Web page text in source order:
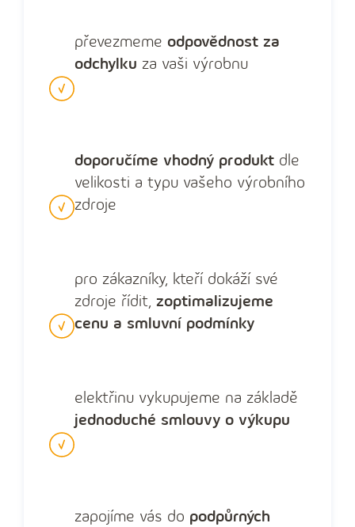
převezmeme odpovědnost za
odchylku za vaši výrobnu
doporučíme vhodný produktdle
velikosti a typu vašeho výrobního
zdroje
pro zákazníky, kteří dokáží své
zdroje řídit, zoptimalizujeme
cenu a smluvní podmínky
elektřinu vykupujeme na základě
jednoduché smlouvy o výkupu
zapojíme vás do podpůrných